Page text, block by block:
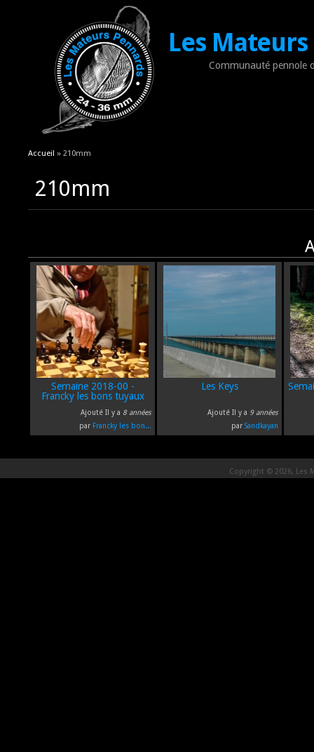
Les
Communauté pennole
Vous êtes ici
Accueil » 210mm
210mm
Semaine 2018-00 -
Francky les bons tuyaux
Ajouté Il y a 8 années
par Francky les bon...
Les Keys
Ajouté Il y a 9 années
par Sandkayan
Copyright © 2026, Les